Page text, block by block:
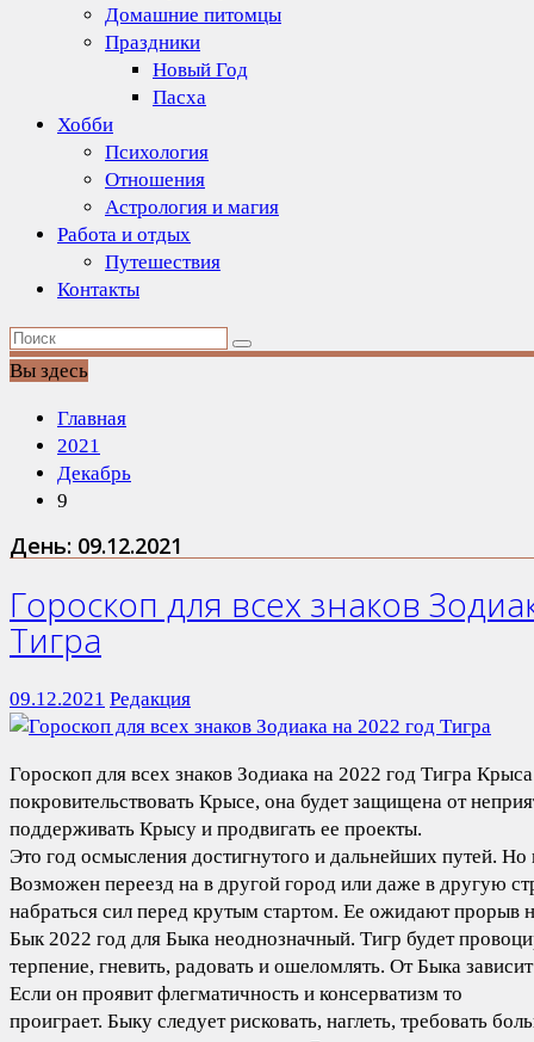
Домашние питомцы
Праздники
Новый Год
Пасха
Хобби
Психология
Отношения
Астрология и магия
Работа и отдых
Путешествия
Контакты
Вы здесь
Главная
2021
Декабрь
9
День: 09.12.2021
Гороскоп для всех знаков
Тигра
09.12.2021 Редакция
Гороскоп для всех знаков Зодиака на 2022 год Тигра
покровительствовать Крысе, она будет защищена от
поддерживать Крысу и продвигать ее проекты.
Это год осмысления достигнутого и дальнейших путей. Но
Возможен переезд на в другой город или даже в другую
набраться сил перед крутым стартом. Ее ожидают прорыв
Бык 2022 год для Быка неоднозначный. Тигр будет
терпение, гневить, радовать и ошеломлять. От Быка
Если он проявит флегматичность и консерватизм то
проиграет. Быку следует рисковать, наглеть, требовать